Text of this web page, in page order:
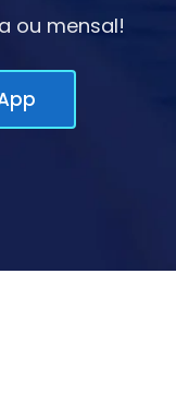
ou mensal!